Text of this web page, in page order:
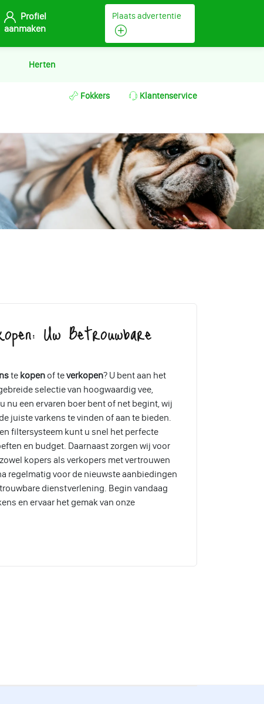
Profiel
aanmaken
Plaats advertentie
Herten
Fokkers Klantenservice
Uw Betrouwbare
te kopen of teverkopen? U bent aan het
selectie van hoogwaardig vee,
nu een ervaren boer bent of net begint, wij
juiste varkens te vinden of aan te bieden.
filtersysteem kunt u snel het perfecte
en budget. Daarnaast zorgen wij voor
kopers als verkopers met vertrouwen
regelmatig voor de nieuwste aanbiedingen
dienstverlening. Begin vandaag
en ervaar het gemak van onze